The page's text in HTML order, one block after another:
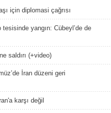
için diplomasi çağrısı
yangın: Cübeyl’de de
saldırı (+video)
İran düzeni geri
karşı değil